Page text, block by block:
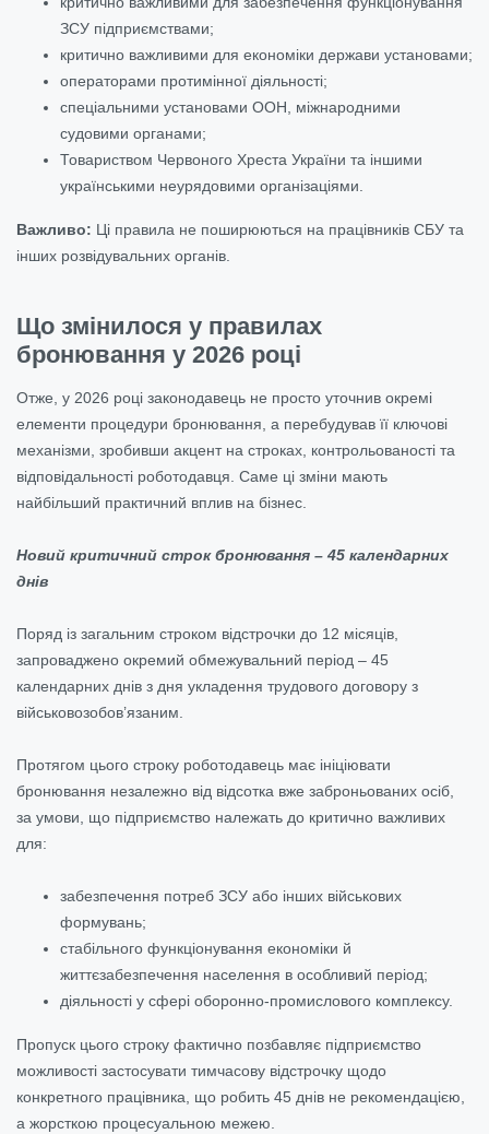
ЗСУ підприємствами;
критично важливими для економіки держави установами;
операторами протимінної діяльності;
спеціальними установами ООН, міжнародними
судовими органами;
Товариством Червоного Хреста України та іншими
українськими неурядовими організаціями.
Важливо: Ці правила не поширюються на працівників СБУ та
інших розвідувальних органів.
Що змінилося у правилах
бронювання у 2026 році
Отже, у 2026 році законодавець не просто уточнив окремі
елементи процедури бронювання, а перебудував її ключові
механізми, зробивши акцент на строках, контрольованості та
відповідальності роботодавця. Саме ці зміни мають
найбільший практичний вплив на бізнес.
Новий критичний строк бронювання – 45 календарних
днів
Поряд із загальним строком відстрочки до 12 місяців,
запроваджено окремий обмежувальний період – 45
календарних днів з дня укладення трудового договору з
військовозобов’язаним.
Протягом цього строку роботодавець має ініціювати
бронювання незалежно від відсотка вже заброньованих осіб,
за умови, що підприємство належать до критично важливих
для:
забезпечення потреб ЗСУ або інших військових
формувань;
стабільного функціонування економіки й
життєзабезпечення населення в особливий період;
діяльності у сфері оборонно-промислового комплексу.
Пропуск цього строку фактично позбавляє підприємство
можливості застосувати тимчасову відстрочку щодо
конкретного працівника, що робить 45 днів не рекомендацією,
а жорсткою процесуальною межею.